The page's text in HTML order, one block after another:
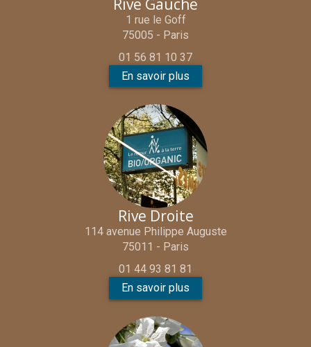
Rive Gauche
1 rue le Goff
75005 - Paris
01 56 81 10 37
En savoir plus
Rive Droite
114 avenue Philippe Auguste
75011 - Paris
01 44 93 81 81
En savoir plus